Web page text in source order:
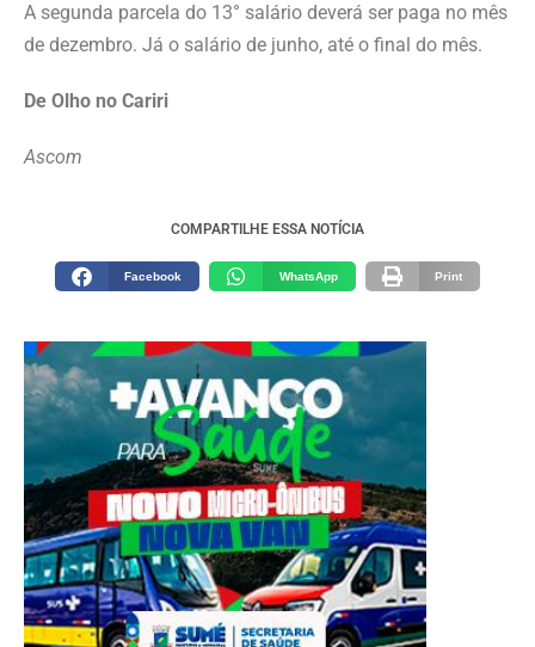
A segunda parcela do 13° salário deverá ser paga no mês
de dezembro. Já o salário de junho, até o final do mês.
De Olho no Cariri
Ascom
COMPARTILHE ESSA NOTÍCIA
Facebook WhatsApp Print